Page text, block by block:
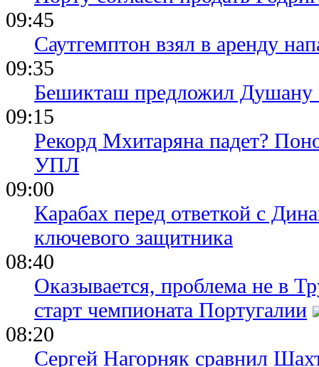
09:45
Саутгемптон взял в аренду
09:35
Бешикташ предложил Душану
09:15
Рекорд Мхитаряна падет?
УПЛ
09:00
Карабах перед ответкой с
ключевого защитника
08:40
Оказывается, проблема не в
старт чемпионата Португалии
08:20
Сергей Нагорняк сравнил